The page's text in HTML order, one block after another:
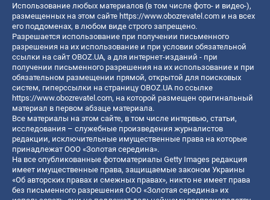
Использование любых материалов (в том числе фото- и видео-),
размещенных на этом сайте https://www.obozrevatel.com и на всех
его поддоменах, в любом виде строго запрещено.
Разрешается использование при получении письменного
разрешения на их использование и при условии обязательной
ссылки на сайт OBOZ.UA, а для интернет-изданий - при
получении письменного разрешения на их использование и при
обязательном размещении прямой, открытой для поисковых
систем, гиперссылки на страницу OBOZ.UA по ссылке
https://www.obozrevatel.com, на которой размещен оригинальный
материал в первом абзаце материала.
Все материалы на этом сайте, в том числе интервью, статьи,
исследования – служебные произведения журналистов
редакции, исключительные имущественные права на которые
принадлежат ООО «Золотая середина».
На все опубликованные фотоматериалы Getty Images редакция
имеет имущественные права, защищаемые законом Украины
«Об авторских правах и смежных правах», никто не имеет права
без письменного разрешения ООО «Золотая середина» их